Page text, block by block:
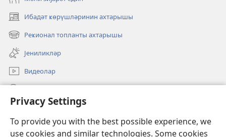
Privacy Settings
To provide you with the best possible experience, we
use cookies and similar technologies. Some cookies
Ибадәт ҝөрүшләринин ахтарышы
(opens
new
window)
Реҝионал топланты ахтарышы
(opens
new
window)
Јениликләр
Видеолар
(opens